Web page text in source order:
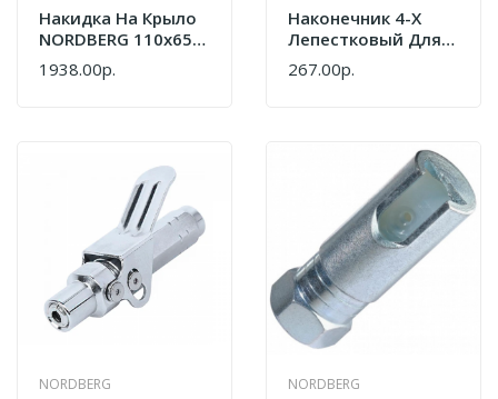
Накидка На Крыло
NORDBERG 110х65
Прямоугольная Без
Выреза С Магнитом
1938.00р.
Наконечник 4-Х
Лепестковый Для
Плунжерного
Шприца NORDBERG
267.00р.
NORDBERG NORDBERG